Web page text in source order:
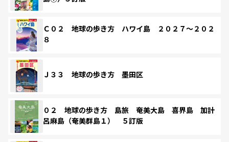
Ｃ０２ 地球の歩き方 ハワイ島 ２０２７～２０２
８
Ｊ３３ 地球の歩き方 墨田区
０２ 地球の歩き方 島旅 奄美大島 喜界島 加計
呂麻島（奄美群島１） ５訂版